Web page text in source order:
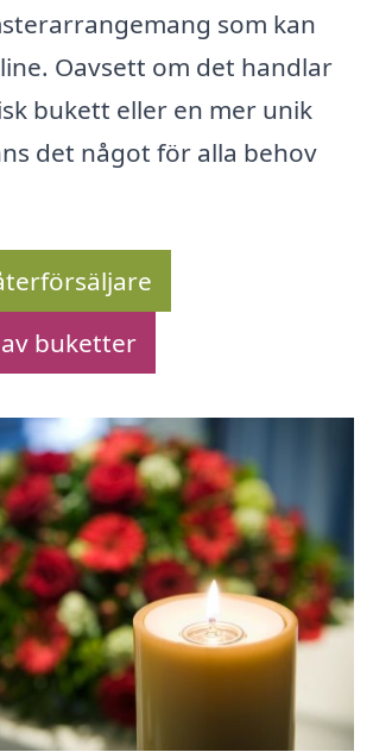
som kan
Oavsett om det handlar
bukett eller en mer unik
det något för alla behov
buketter